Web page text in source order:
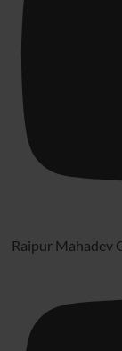
Raipur Mahadev